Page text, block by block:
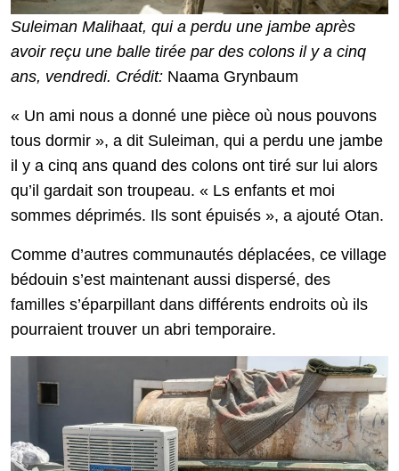
Suleiman Malihaat, qui a perdu une jambe après
avoir reçu une balle tirée par des colons il y a cinq
ans, vendredi. Crédit: Naama Grynbaum
« Un ami nous a donné une pièce où nous pouvons
tous dormir », a dit Suleiman, qui a perdu une jambe
il y a cinq ans quand des colons ont tiré sur lui alors
qu’il gardait son troupeau. « Ls enfants et moi
sommes déprimés. Ils sont épuisés », a ajouté Otan.
Comme d’autres communautés déplacées, ce village
bédouin s’est maintenant aussi dispersé, des
familles s’éparpillant dans différents endroits où ils
pourraient trouver un abri temporaire.